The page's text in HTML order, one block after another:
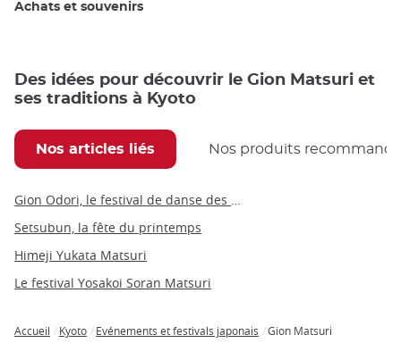
Achats et souvenirs
Des idées pour découvrir le Gion Matsuri et
ses traditions à Kyoto
Nos articles liés Nos produits
Gion Odori, le festival de danse des geisha
Setsubun, la fête du printemps
Himeji Yukata Matsuri
Le festival Yosakoi Soran Matsuri
Accueil Kyoto Evénements et festivals japonais Gion Matsuri